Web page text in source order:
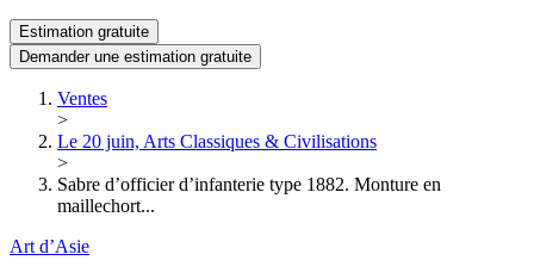
Estimation gratuite
Demander une estimation gratuite
Ventes
>
Le 20 juin, Arts Classiques & Civilisations
>
Sabre d’officier d’infanterie type 1882. Monture en
maillechort...
Art d’Asie